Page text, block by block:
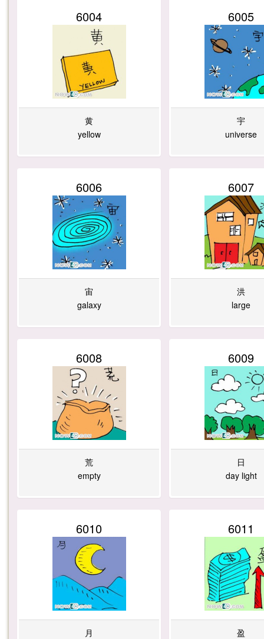
7
1
1
2
8
0
0
4
1
4
6
3
5
4
0
1
6004
黄
yellow
6005
宇
universe
6006
宙
galaxy
6007
洪
large
6008
荒
empty
6009
日
day light
6010
月
6011
盈